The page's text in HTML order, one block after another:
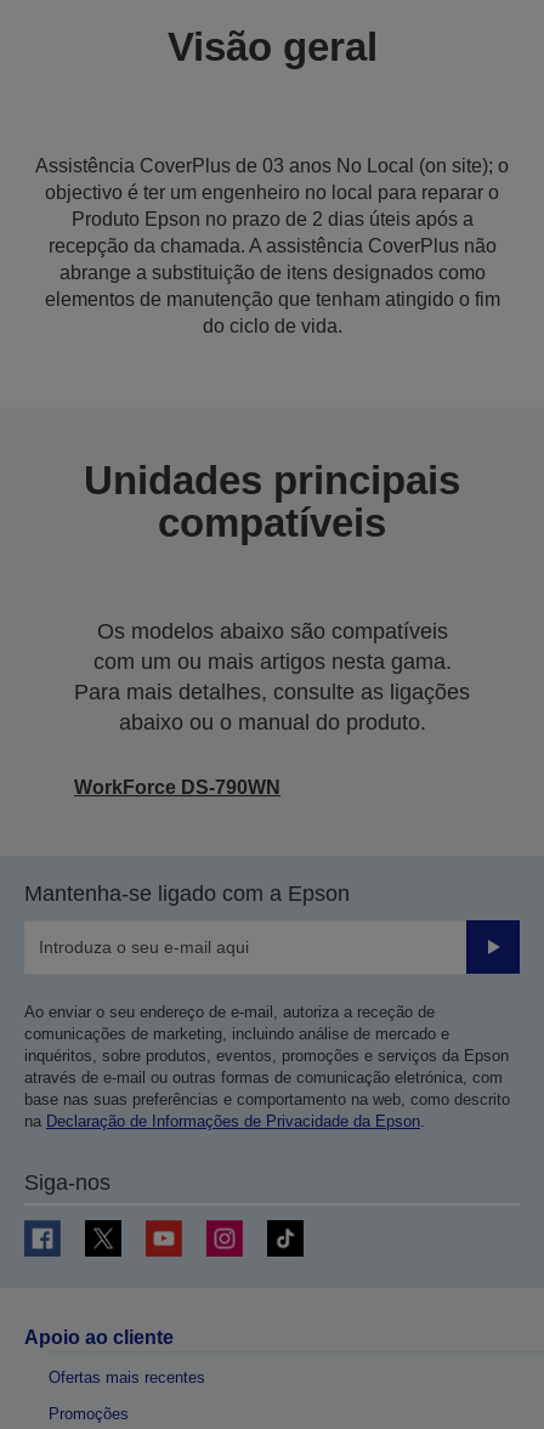
Visão geral
Assistência CoverPlus de 03 anos No Local (on site); o
objectivo é ter um engenheiro no local para reparar o
Produto Epson no prazo de 2 dias úteis após a
recepção da chamada. A assistência CoverPlus não
abrange a substituição de itens designados como
elementos de manutenção que tenham atingido o fim
do ciclo de vida.
Unidades principais
compatíveis
Os modelos abaixo são compatíveis
com um ou mais artigos nesta gama.
Para mais detalhes, consulte as ligações
abaixo ou o manual do produto.
WorkForce DS-790WN
Mantenha-se ligado com a Epson
Enviar
Ao enviar o seu endereço de e-mail, autoriza a receção de
comunicações de marketing, incluindo análise de mercado e
inquéritos, sobre produtos, eventos, promoções e serviços da Epson
através de e-mail ou outras formas de comunicação eletrónica, com
base nas suas preferências e comportamento na web, como descrito
na Declaração de Informações de Privacidade da Epson.
Siga-nos
Apoio ao cliente
Ofertas mais recentes
Promoções